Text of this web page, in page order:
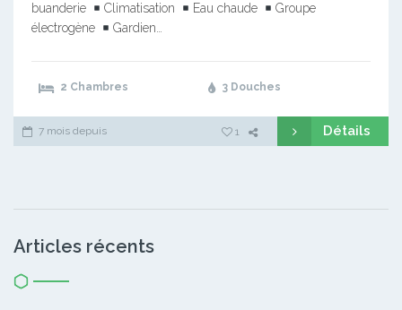
buanderie
Climatisation Eau chaude
Groupe
électrogène
Gardien…
2 Chambres 3 Douches
7 mois depuis 1 Détails
Articles récents